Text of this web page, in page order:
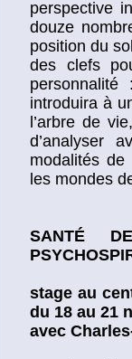
perspective
douze
position du
des clefs
introduira à
l’arbre de
d’analyser
modalités de
les mondes
SANTÉ
stage au
du 18 au 21
avec